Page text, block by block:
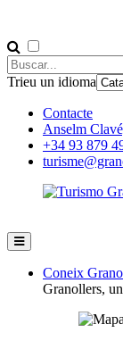
Trieu un idioma
Contacte
Anselm
+34 93 879
Coneix
Granollers,